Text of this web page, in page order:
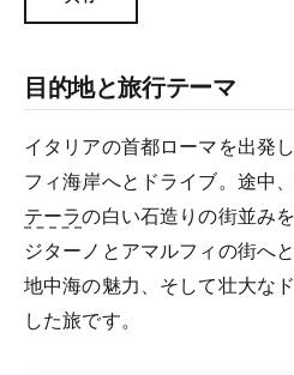
目的地と旅行テーマ
イタリアの首都ローマを出発
フィ海岸へとドライブ。途中
テーラの白い石造りの街並み
ジターノとアマルフィの街へ
地中海の魅力、そして壮大な
した旅です。